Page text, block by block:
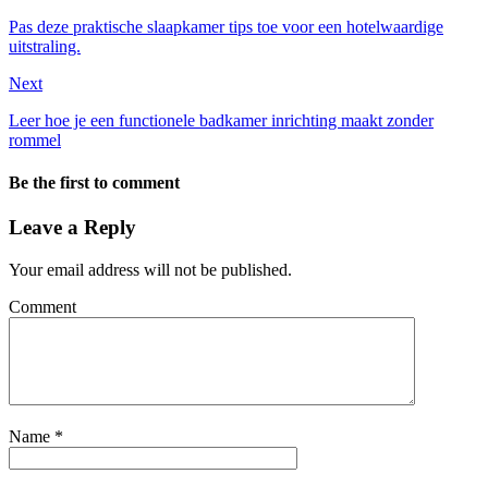
Pas deze praktische slaapkamer tips toe voor een hotelwaardige
uitstraling.
Next
Leer hoe je een functionele badkamer inrichting maakt zonder
rommel
Be the first to comment
Leave a Reply
Your email address will not be published.
Comment
Name *